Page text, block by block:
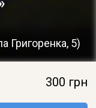
Григоренка, 5)
300 грн